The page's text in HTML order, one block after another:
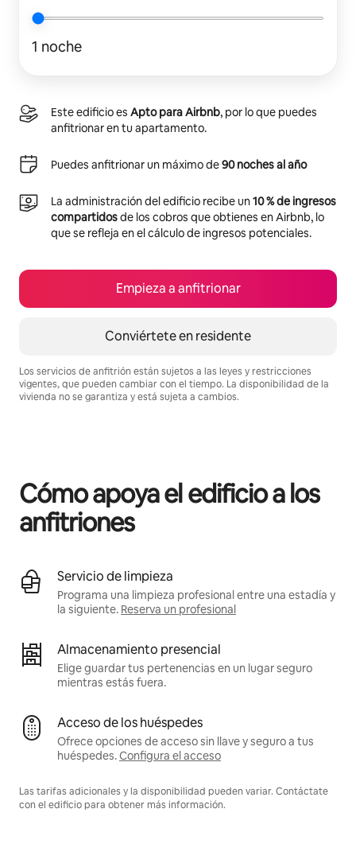
1 noche
Este edificio es Apto para Airbnb, por lo que puedes
anfitrionar en tu apartamento.
Puedes anfitrionar un máximo de90 noches al año
La administración del edificio recibe un10 % de ingresos
compartidosde los cobros que obtienes en Airbnb, lo
que se refleja en el cálculo de ingresos potenciales.
Empieza a anfitrionar
Conviértete en residente
Los servicios de anfitrión están sujetos a las leyes y restricciones
vigentes, que pueden cambiar con el tiempo. La disponibilidad de la
vivienda no se garantiza y está sujeta a cambios.
Cómo apoya el edificio a los
anfitriones
Servicio de limpieza
Programa una limpieza profesional entre una estadía y
la siguiente. Reserva un profesional
Almacenamiento presencial
Elige guardar tus pertenencias en un lugar seguro
mientras estás fuera.
Acceso de los huéspedes
Ofrece opciones de acceso sin llave y seguro a tus
huéspedes.Configura el acceso
Las tarifas adicionales y la disponibilidad pueden variar. Contáctate
con el edificio para obtener más información.